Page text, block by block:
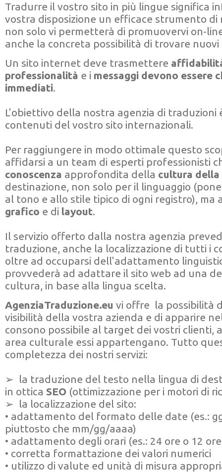
Tradurre il vostro sito in più lingue significa
vostra disposizione un efficace strumento di
non solo vi permetterà di promuovervi on-
anche la concreta possibilità di trovare nuovi
Un sito internet deve trasmettere
professionalità e i messaggi devono essere
immediati.
L'obiettivo della nostra agenzia di traduzioni
contenuti del vostro sito internazionali.
Per raggiungere in modo ottimale questo
affidarsi a un team di esperti professionisti
conoscenza approfondita della cultura
destinazione, non solo per il linguaggio
al tono e allo stile tipico di ogni registro), ma
grafico e di layout.
Il servizio offerto dalla nostra agenzia
traduzione, anche la localizzazione di tutti i
oltre ad occuparsi dell'adattamento
provvederà ad adattare il sito web ad una
cultura, in base alla lingua scelta.
AgenziaTraduzione.eu vi offre la possibilità
visibilità della vostra azienda e di apparire
consono possibile al target dei vostri clienti,
area culturale essi appartengano. Tutto
completezza dei nostri servizi:
➢ la traduzione del testo nella lingua di
in ottica SEO (ottimizzazione per i motori di
➢ la localizzazione del sito:
• adattamento del formato delle date (es.:
piuttosto che mm/gg/aaaa)
• adattamento degli orari (es.: 24 ore o 12
• corretta formattazione dei valori numerici
• utilizzo di valute ed unità di misura